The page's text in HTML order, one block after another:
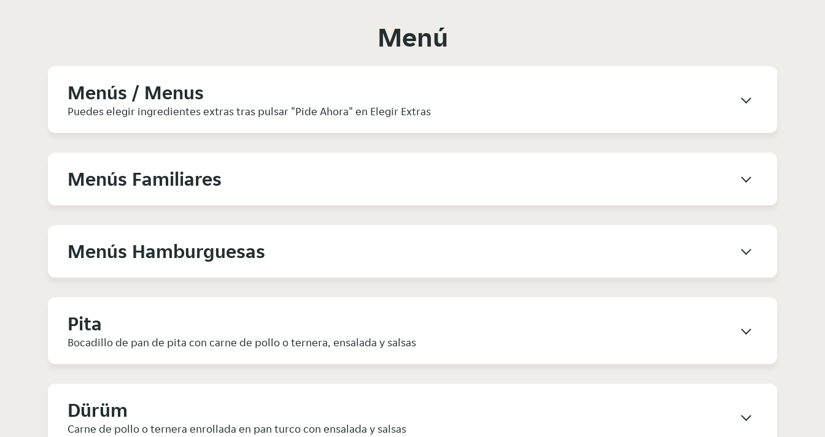
Menú
Menús / Menus
Puedes elegir ingredientes extras tras pulsar "Pide Ahora" en Elegir Extras
Menús Familiares
Menús Hamburguesas
Pita
Bocadillo de pan de pita con carne de pollo o ternera, ensalada y salsas
Dürüm
Carne de pollo o ternera enrollada en pan turco con ensalada y salsas